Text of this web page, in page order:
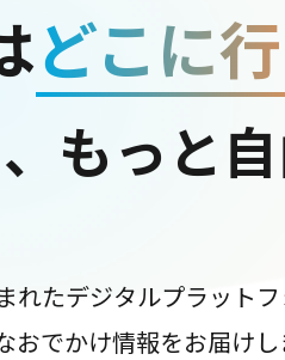
どこに
もっと
れたデジタルプラット
おでかけ情報をお届け